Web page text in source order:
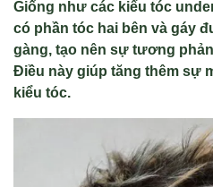
Giống như các kiểu tóc
có phần tóc hai bên và gáy
gàng, tạo nên sự tương
Điều này giúp tăng thêm sự
kiểu tóc.